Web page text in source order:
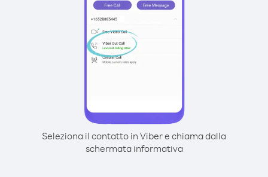
Seleziona il contatto in Viber e chiama dalla
schermata informativa